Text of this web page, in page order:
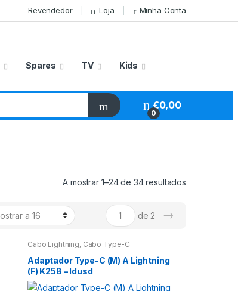
Revendedor Loja Minha Conta
Spares TV Kids
0
€0,00
A mostrar 1–24 de 34 resultados
de 2 →
Cabo Lightning, Cabo Type-C
Adaptador Type-C (M) A Lightning
(F) K25B – Idusd